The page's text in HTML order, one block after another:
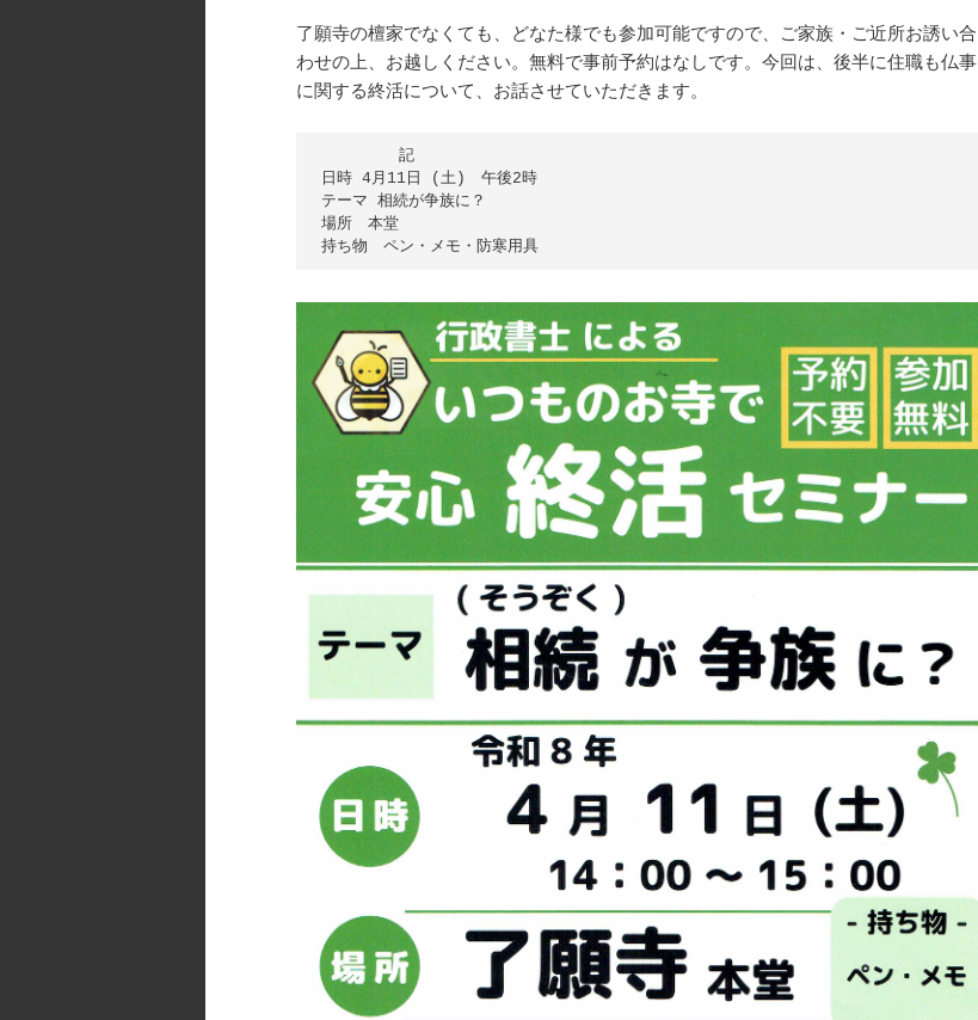
了願寺の檀家でなくても、どなた様でも参加可能ですので、ご家族・ご近所お誘い合
わせの上、お越しください。無料で事前予約はなしです。今回は、後半に住職も仏事
に関する終活について、お話させていただきます。
記
日時 4月11日 (土)　午後2時
テーマ 相続が争族に？
場所　本堂